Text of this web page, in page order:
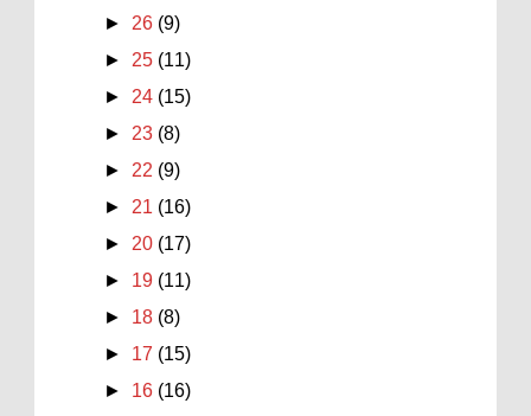
►26 (9)
►25 (11)
►24 (15)
►23 (8)
►22 (9)
►21 (16)
►20 (17)
► 19 (11)
► 18 (8)
► 17 (15)
► 16 (16)